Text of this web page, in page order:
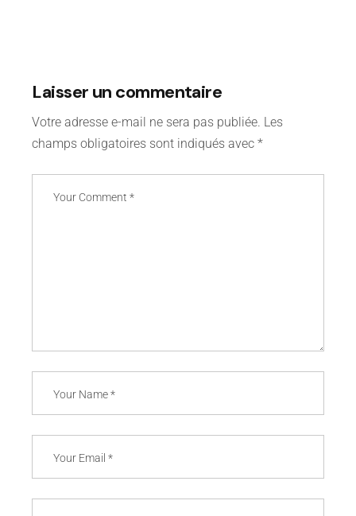
Laisser un commentaire
Votre adresse e-mail ne sera pas publiée. Les
champs obligatoires sont indiqués avec*